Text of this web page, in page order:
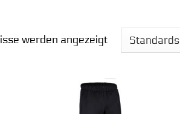
werden angezeigt